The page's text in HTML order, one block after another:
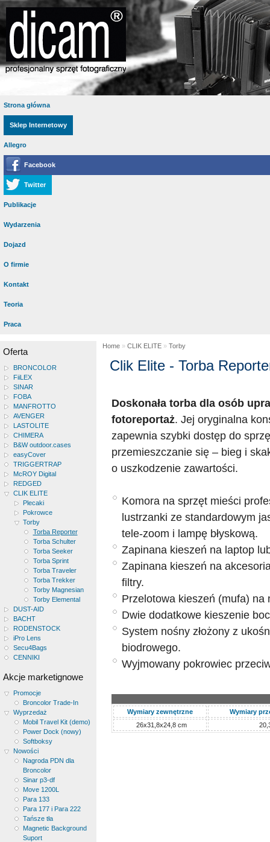
Strona główna
Sklep Internetowy
Allegro
Facebook
Twitter
Publikacje
Wydarzenia
Dojazd
O firmie
Kontakt
Teoria
Praca
Oferta
BRONCOLOR
FiiLEX
SINAR
FOBA
MANFROTTO
AVENGER
LASTOLITE
CHIMERA
B&W outdoor.cases
easyCover
TRIGGERTRAP
McROY Digital
REDGED
CLIK ELITE
Plecaki
Pokrowce
Torby
Torba Reporter
Torba Schulter
Torba Seeker
Torba Sprint
Torba Traveler
Torba Trekker
Torby Magnesian
Torby Elemental
DUST-AID
BACHT
RODENSTOCK
iPro Lens
Secu4Bags
CENNIKI
Akcje marketignowe
Promocje
Broncolor Trade-In
Wyprzedaż
Mobil Travel Kit (demo)
Power Dock (nowy)
Softboksy
Nowości
Nagroda PDN dla
Broncolor
Sinar p3-df
Move 1200L
Para 133
Para 177 i Para 222
Tańsze tła
Magnetic Background
Suport
Home » CLIK ELITE » Torby
Clik Elite - Torba
Doskonała torba dla osób
fotoreportaż. Jej oryginalna
zapewnia szybki dostęp do
przemieszczanie się – bieg i
o uszkodzenie zawartości.
Komora na sprzęt mieści
lustrzanki ze standardowym
tele-zoom i lampę błyskową.
Zapinana kieszeń na laptop
Zapinana kieszeń na
filtry.
Przelotowa kieszeń (mufa) na
Dwie dodatkowe kieszenie
System nośny złożony z
biodrowego.
Wyjmowany pokrowiec
Wymiary zewnętrzne
Wymiary
26x31,8x24,8 cm